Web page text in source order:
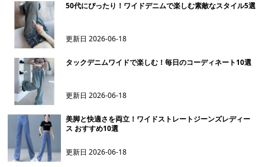
50代にぴったり！ワイドデニムで楽しむ素敵なスタイル5選
更新日2026-06-18
タックデニムワイドで楽しむ！毎日のコーディネート10選
更新日2026-06-18
美脚と快適さを両立！ワイドストレートジーンズレディー
ス おすすめ10選
更新日2026-06-18